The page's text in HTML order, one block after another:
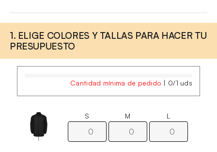
1. ELIGE COLORES Y TALLAS PARA HACER TU
PRESUPUESTO
Cantidad mínima de pedido | 0/1 uds
S M L